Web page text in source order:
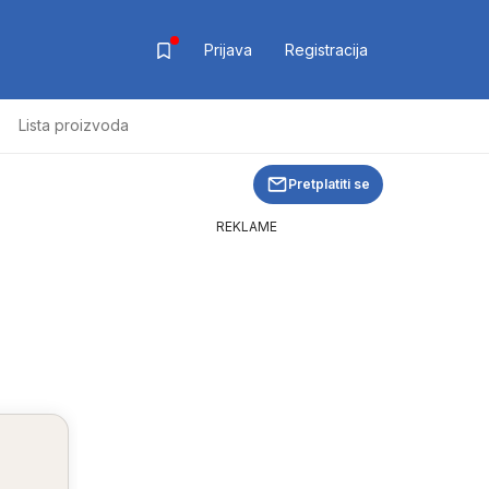
Prijava Registracija
Lista proizvoda
Pretplatiti se
REKLAME